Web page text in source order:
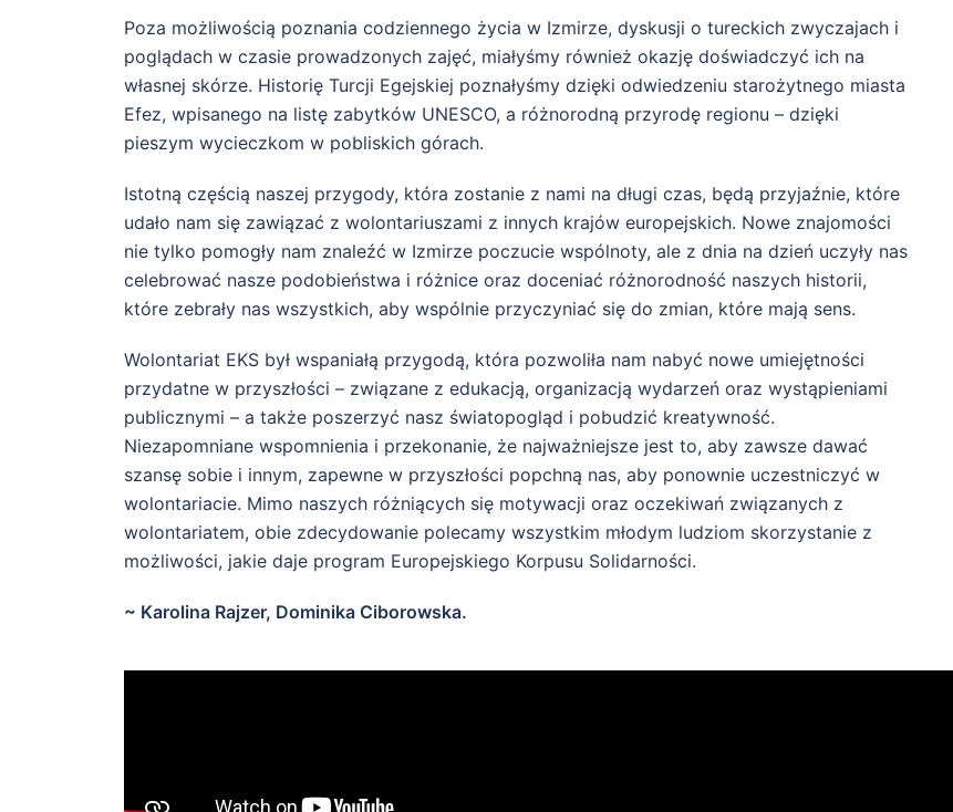
Poza możliwością poznania codziennego życia w Izmirze, dyskusji o tureckich zwyczajach i
poglądach w czasie prowadzonych zajęć, miałyśmy również okazję doświadczyć ich na
własnej skórze. Historię Turcji Egejskiej poznałyśmy dzięki odwiedzeniu starożytnego miasta
Efez, wpisanego na listę zabytków UNESCO, a różnorodną przyrodę regionu – dzięki
pieszym wycieczkom w pobliskich górach.
Istotną częścią naszej przygody, która zostanie z nami na długi czas, będą przyjaźnie, które
udało nam się zawiązać z wolontariuszami z innych krajów europejskich. Nowe znajomości
nie tylko pomogły nam znaleźć w Izmirze poczucie wspólnoty, ale z dnia na dzień uczyły nas
celebrować nasze podobieństwa i różnice oraz doceniać różnorodność naszych historii,
które zebrały nas wszystkich, aby wspólnie przyczyniać się do zmian, które mają sens.
Wolontariat EKS był wspaniałą przygodą, która pozwoliła nam nabyć nowe umiejętności
przydatne w przyszłości – związane z edukacją, organizacją wydarzeń oraz wystąpieniami
publicznymi – a także poszerzyć nasz światopogląd i pobudzić kreatywność.
Niezapomniane wspomnienia i przekonanie, że najważniejsze jest to, aby zawsze dawać
szansę sobie i innym, zapewne w przyszłości popchną nas, aby ponownie uczestniczyć w
wolontariacie. Mimo naszych różniących się motywacji oraz oczekiwań związanych z
wolontariatem, obie zdecydowanie polecamy wszystkim młodym ludziom skorzystanie z
możliwości, jakie daje program Europejskiego Korpusu Solidarności.
~ Karolina Rajzer, Dominika Ciborowska.